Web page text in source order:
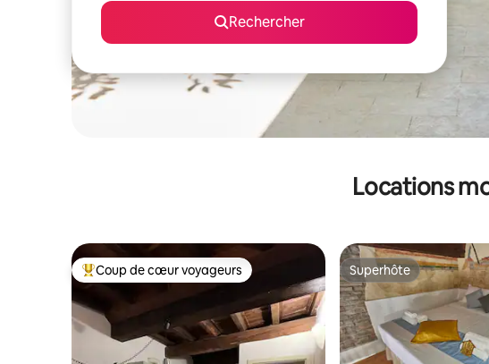
Rechercher
Locations
Coups de cœur voyageurs les plus appréciés
Coup de cœur voyageurs Superhôte
Superhôte